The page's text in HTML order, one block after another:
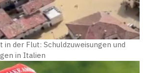
in der Flut: Schuldzuweisungen und
in Italien